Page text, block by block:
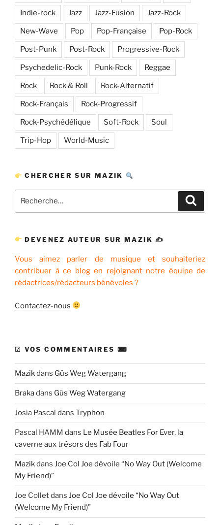
Indie-rock Jazz Jazz-Fusion Jazz-Rock
New-Wave Pop Pop-Française Pop-Rock
Post-Punk Post-Rock Progressive-Rock
Psychedelic-Rock Punk-Rock Reggae
Rock Rock & Roll Rock-Alternatif
Rock-Français Rock-Progressif
Rock-Psychédélique Soft-Rock Soul
Trip-Hop World-Music
CHERCHER SUR MAZIK
pour
DEVENEZ AUTEUR SUR MAZIK ✍
Vous aimez parler de musique et souhaiteriez
contribuer à ce blog en rejoignant notre équipe de
rédactrices/rédacteurs bénévoles ?
Contactez-nous
☑ VOS COMMENTAIRES ⌨
Mazikdans Güs Weg Watergang
Brakadans Güs Weg Watergang
Josia Pascal dans Tryphon
Pascal HAMM dans Le Musée Beatles For Ever, la
caverne aux trésors des Fab Four
Mazikdans Joe Col Joe dévoile “No Way Out (Welcome
My Friend)”
Joe Colletdans Joe Col Joe dévoile “No Way Out
(Welcome My Friend)”